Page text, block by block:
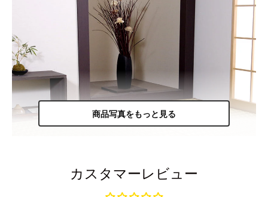
商品写真をもっと見る
カスタマーレビュー